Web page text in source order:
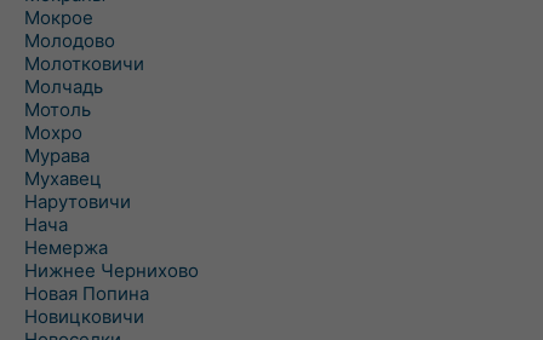
Мокрое
Молодово
Молотковичи
Молчадь
Мотоль
Мохро
Мурава
Мухавец
Нарутовичи
Нача
Немержа
Нижнее Чернихово
Новая Попина
Новицковичи